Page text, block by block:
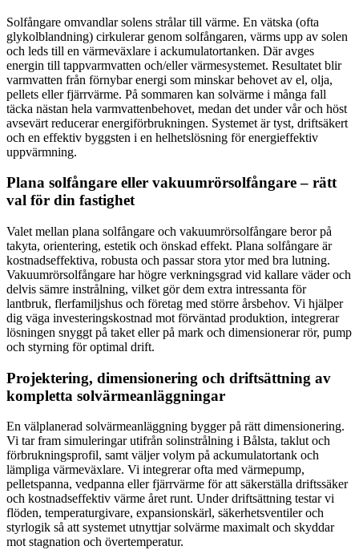
Solfångare omvandlar solens strålar till värme. En vätska (ofta
glykolblandning) cirkulerar genom solfångaren, värms upp av solen
och leds till en värmeväxlare i ackumulatortanken. Där avges
energin till tappvarmvatten och/eller värmesystemet. Resultatet blir
varmvatten från förnybar energi som minskar behovet av el, olja,
pellets eller fjärrvärme. På sommaren kan solvärme i många fall
täcka nästan hela varmvattenbehovet, medan det under vår och höst
avsevärt reducerar energiförbrukningen. Systemet är tyst, driftsäkert
och en effektiv byggsten i en helhetslösning för energieffektiv
uppvärmning.
Plana solfångare eller vakuumrörsolfångare – rätt
val för din fastighet
Valet mellan plana solfångare och vakuumrörsolfångare beror på
takyta, orientering, estetik och önskad effekt. Plana solfångare är
kostnadseffektiva, robusta och passar stora ytor med bra lutning.
Vakuumrörsolfångare har högre verkningsgrad vid kallare väder och
delvis sämre instrålning, vilket gör dem extra intressanta för
lantbruk, flerfamiljshus och företag med större årsbehov. Vi hjälper
dig väga investeringskostnad mot förväntad produktion, integrerar
lösningen snyggt på taket eller på mark och dimensionerar rör, pump
och styrning för optimal drift.
Projektering, dimensionering och driftsättning av
kompletta solvärmeanläggningar
En välplanerad solvärmeanläggning bygger på rätt dimensionering.
Vi tar fram simuleringar utifrån solinstrålning i Bålsta, taklut och
förbrukningsprofil, samt väljer volym på ackumulatortank och
lämpliga värmeväxlare. Vi integrerar ofta med värmepump,
pelletspanna, vedpanna eller fjärrvärme för att säkerställa driftssäker
och kostnadseffektiv värme året runt. Under driftsättning testar vi
flöden, temperaturgivare, expansionskärl, säkerhetsventiler och
styrlogik så att systemet utnyttjar solvärme maximalt och skyddar
mot stagnation och övertemperatur.